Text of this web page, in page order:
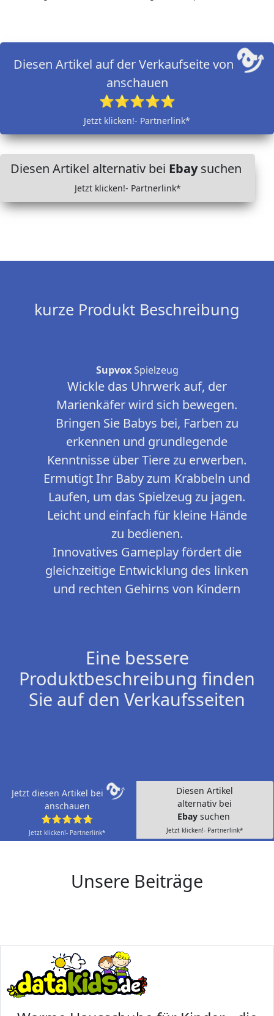
Diesen Artikel auf der Verkaufseite von
anschauen
⭐⭐⭐⭐⭐
Jetzt klicken!- Partnerlink*
Diesen Artikel alternativ bei Ebaysuchen
Jetzt klicken!- Partnerlink*
kurze Produkt Beschreibung
SupvoxSpielzeug
Wickle das Uhrwerk auf, der
Marienkäfer wird sich bewegen.
Bringen Sie Babys bei, Farben zu
erkennen und grundlegende
Kenntnisse über Tiere zu erwerben.
Ermutigt Ihr Baby zum Krabbeln und
Laufen, um das Spielzeug zu jagen.
Leicht und einfach für kleine Hände
zu bedienen.
Innovatives Gameplay fördert die
gleichzeitige Entwicklung des linken
und rechten Gehirns von Kindern
Eine bessere
Produktbeschreibung finden
Sie auf den Verkaufsseiten
Jetzt diesen Artikel bei
anschauen
⭐⭐⭐⭐⭐
Jetzt klicken!- Partnerlink*
Diesen Artikel
alternativ bei
Ebay suchen
Jetzt klicken!- Partnerlink*
Unsere Beiträge